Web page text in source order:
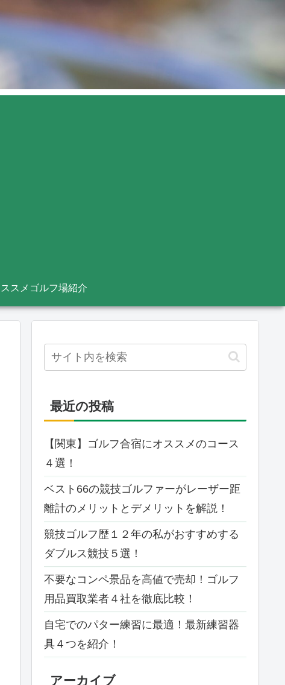
スメゴルフ場紹介
最近の投稿
【関東】ゴルフ合宿にオススメのコース
４選！
ベスト66の競技ゴルファーがレーザー距
離計のメリットとデメリットを解説！
競技ゴルフ歴１２年の私がおすすめする
ダブルス競技５選！
不要なコンペ景品を高値で売却！ゴルフ
用品買取業者４社を徹底比較！
自宅でのパター練習に最適！最新練習器
具４つを紹介！
アーカイブ